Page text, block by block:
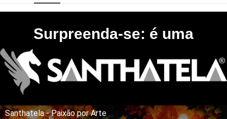
Surpreenda-se: é uma
Santhatela - Paixão por Arte